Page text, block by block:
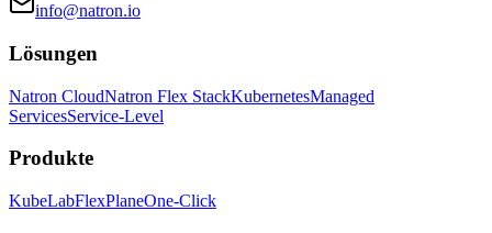
info@natron.io
Lösungen
Natron CloudNatron Flex StackKubernetesManaged
ServicesService-Level
Produkte
KubeLabFlexPlaneOne-Click